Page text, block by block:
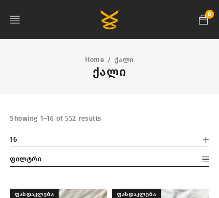
0
Home / ქალი
ქალი
ფილტრი
Showing 1–16 of 552 results
16
ᲤᲐᲡᲓᲐᲙᲚᲔᲑᲐ ᲤᲐᲡᲓᲐᲙᲚᲔᲑᲐ